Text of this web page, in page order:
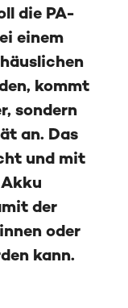
die PA-
einem
kommt
sondern
an. Das
und mit
der
oder
kann.